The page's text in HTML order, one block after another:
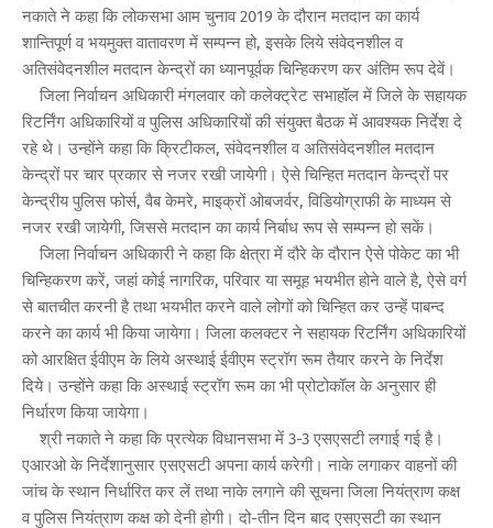
नकाते ने कहा कि लोकसभा आम चुनाव 2019 के दौरान मतदान का कार्य
शान्तिपूर्ण व भयमुक्त वातावरण में सम्पन्न हो, इसके लिये संवेदनशील व
अतिसंवेदनशील मतदान केन्द्रों का ध्यानपूर्वक चिन्हिकरण कर अंतिम रूप देवें।
जिला निर्वाचन अधिकारी मंगलवार को कलेक्ट्रेट सभाहॉल में जिले के सहायक
रिटर्निंग अधिकारियों व पुलिस अधिकारियों की संयुक्त बैठक में आवश्यक निर्देश दे
रहे थे। उन्होंने कहा कि क्रिटीकल, संवेदनशील व अतिसंवेदनशील मतदान
केन्द्रों पर चार प्रकार से नजर रखी जायेगी। ऐसे चिन्हित मतदान केन्द्रों पर
केन्द्रीय पुलिस फोर्स, वैब केमरे, माइक्रों ओबजर्वर, विडियोग्राफी के माध्यम से
नजर रखी जायेगी, जिससे मतदान का कार्य निर्बाध रूप से सम्पन्न हो सकें।
जिला निर्वाचन अधिकारी ने कहा कि क्षेत्रा में दौरे के दौरान ऐसे पोकेट का भी
चिन्हिकरण करें, जहां कोई नागरिक, परिवार या समूह भयभीत होने वाले है, ऐसे वर्ग
से बातचीत करनी है तथा भयभीत करने वाले लोगों को चिन्हित कर उन्हें पाबन्द
करने का कार्य भी किया जायेगा। जिला कलक्टर ने सहायक रिटर्निंग अधिकारियों
को आरक्षित ईवीएम के लिये अस्थाई ईवीएम स्ट्रॉग रूम तैयार करने के निर्देश
दिये। उन्होंने कहा कि अस्थाई स्ट्रॉग रूम का भी प्रोटोकॉल के अनुसार ही
निर्धारण किया जायेगा।
श्री नकाते ने कहा कि प्रत्येक विधानसभा में 3-3 एसएसटी लगाई गई है।
एआरओ के निर्देशानुसार एसएसटी अपना कार्य करेगी। नाके लगाकर वाहनों की
जांच के स्थान निर्धारित कर लें तथा नाके लगाने की सूचना जिला नियंत्राण कक्ष
व पुलिस नियंत्राण कक्ष को देनी होगी। दो-तीन दिन बाद एसएसटी का स्थान